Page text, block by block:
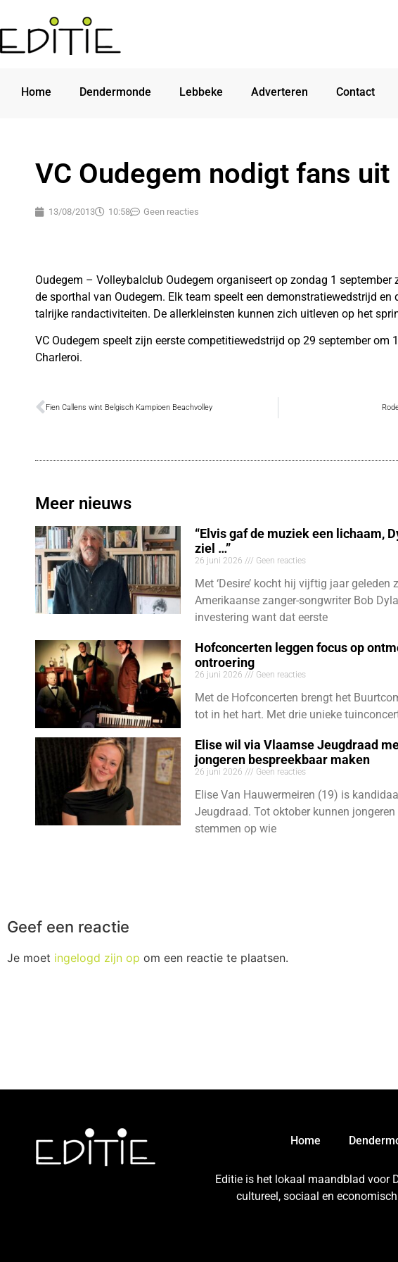
Home Dendermonde Lebbeke Adverteren Contact
VC Oudegem nodigt fans uit
13/08/2013 10:58 Geen reacties
Oudegem – Volleybalclub Oudegem organiseert op zondag 1 september
de sporthal van Oudegem. Elk team speelt een demonstratiewedstrijd en
talrijke randactiviteiten. De allerkleinsten kunnen zich uitleven op het
VC Oudegem speelt zijn eerste competitiewedstrijd op 29 september om
Charleroi.
Fien Callens wint Belgisch Kampioen Beachvolley
Meer nieuws
“Elvis gaf de muziek een lichaam,
ziel …”
26 juni 2026 Geen reacties
Met ‘Desire’ kocht hij vijftig jaar geleden
Amerikaanse zanger-songwriter Bob
investering want dat eerste
Hofconcerten leggen focus op
ontroering
26 juni 2026 Geen reacties
Met de Hofconcerten brengt het
tot in het hart. Met drie unieke
Elise wil via Vlaamse Jeugdraad
jongeren bespreekbaar maken
26 juni 2026 Geen reacties
Elise Van Hauwermeiren (19) is
Jeugdraad. Tot oktober kunnen
stemmen op wie
Geef een reactie
Je moet ingelogd zijn op om een reactie te plaatsen.
Home
Editie is het lokaal maandblad voor
cultureel, sociaal en